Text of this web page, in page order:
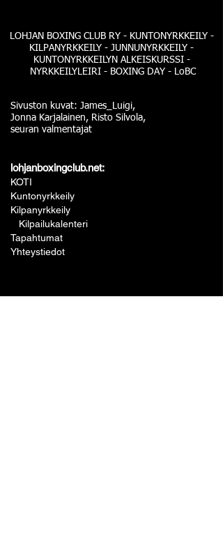
LOHJAN BOXING CLUB RY - KUNTONYRKKEILY -
KILPANYRKKEILY - JUNNUNYRKKEILY -
KUNTONYRKKEILYN ALKEISKURSSI -
NYRKKEILYLEIRI - BOXING DAY - LoBC
Sivuston kuvat: James_Luigi,
Jonna Karjalainen, Risto Silvola,
seuran valmentajat
lohjanboxingclub.net:
KOTI
Kuntonyrkkeily
Kilpanyrkkeily
Kilpailukalenteri
Tapahtumat
Yhteystiedot